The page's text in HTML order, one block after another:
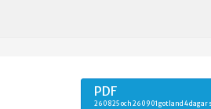
PDF
260825 och 260901 gotland 4